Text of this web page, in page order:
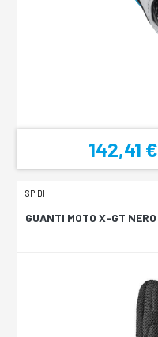
142,41 €
SPIDI
GUANTI MOTO X-GT NERO